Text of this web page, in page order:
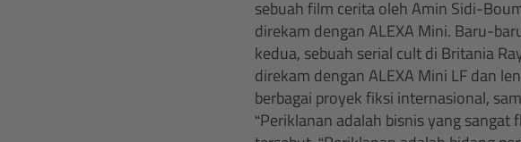
sebuah film cerita oleh Amin Sidi-
direkam dengan ALEXA Mini. Baru-
kedua, sebuah serial cult di Britania
direkam dengan ALEXA Mini LF dan
berbagai proyek fiksi internasional,
“Periklanan adalah bisnis yang